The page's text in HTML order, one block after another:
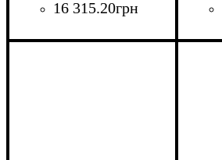
16 315.20грн